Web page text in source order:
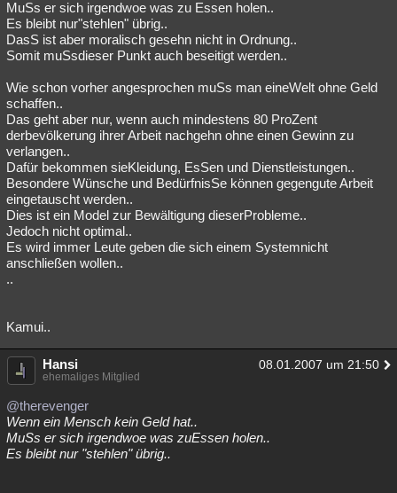
MuSs er sich irgendwoe was zu Essen holen..
Es bleibt nur"stehlen" übrig..
DasS ist aber moralisch gesehn nicht in Ordnung..
Somit muSsdieser Punkt auch beseitigt werden..
Wie schon vorher angesprochen muSs man eineWelt ohne Geld
schaffen..
Das geht aber nur, wenn auch mindestens 80 ProZent
derbevölkerung ihrer Arbeit nachgehn ohne einen Gewinn zu
verlangen..
Dafür bekommen sieKleidung, EsSen und Dienstleistungen..
Besondere Wünsche und BedürfnisSe können gegengute Arbeit
eingetauscht werden..
Dies ist ein Model zur Bewältigung dieserProbleme..
Jedoch nicht optimal..
Es wird immer Leute geben die sich einem Systemnicht
anschließen wollen..
..
Kamui..
Hansi 08.01.2007 um 21:50
ehemaliges Mitglied
@therevenger
Wenn ein Mensch kein Geld hat..
MuSs er sich irgendwoe was zuEssen holen..
Es bleibt nur "stehlen" übrig..